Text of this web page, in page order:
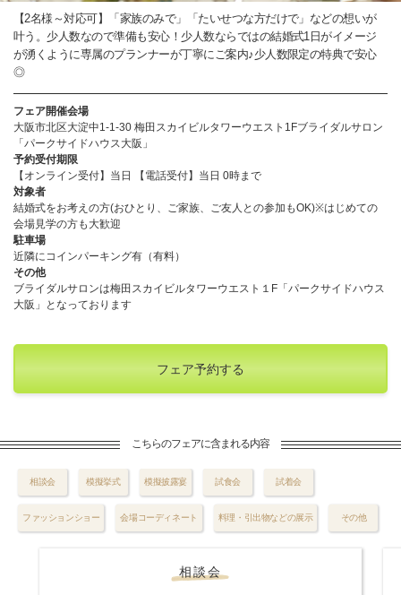
【2名様～対応可】「家族のみで」「たいせつな方だけで」などの想いが
叶う。少人数なので準備も安心！少人数ならではの結婚式1日がイメージ
が湧くように専属のプランナーが丁寧にご案内♪少人数限定の特典で安心
◎
フェア開催会場
大阪市北区大淀中1-1-30 梅田スカイビルタワーウエスト1Fブライダルサロン
「パークサイドハウス大阪」
予約受付期限
【オンライン受付】当日 【電話受付】当日 0時まで
対象者
結婚式をお考えの方(おひとり、ご家族、ご友人との参加もOK)※はじめての
会場見学の方も大歓迎
駐車場
近隣にコインパーキング有（有料）
その他
ブライダルサロンは梅田スカイビルタワーウエスト１F「パークサイドハウス
大阪」となっております
フェア予約する
こちらのフェアに含まれる内容
相談会 模擬挙式 模擬披露宴 試食会 試着会
ファッションショー 会場コーディネート 料理・引出物などの展示 その他
相談会